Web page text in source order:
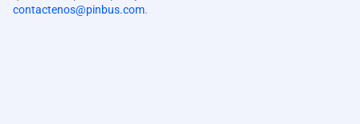
contactenos@pinbus.com.